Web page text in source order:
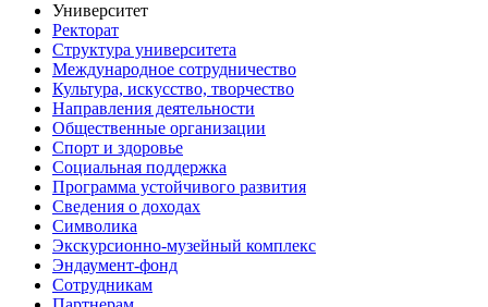
Университет
Ректорат
Структура университета
Международное сотрудничество
Культура, искусство, творчество
Направления деятельности
Общественные организации
Спорт и здоровье
Социальная поддержка
Программа устойчивого развития
Сведения о доходах
Символика
Экскурсионно-музейный комплекс
Эндаумент-фонд
Сотрудникам